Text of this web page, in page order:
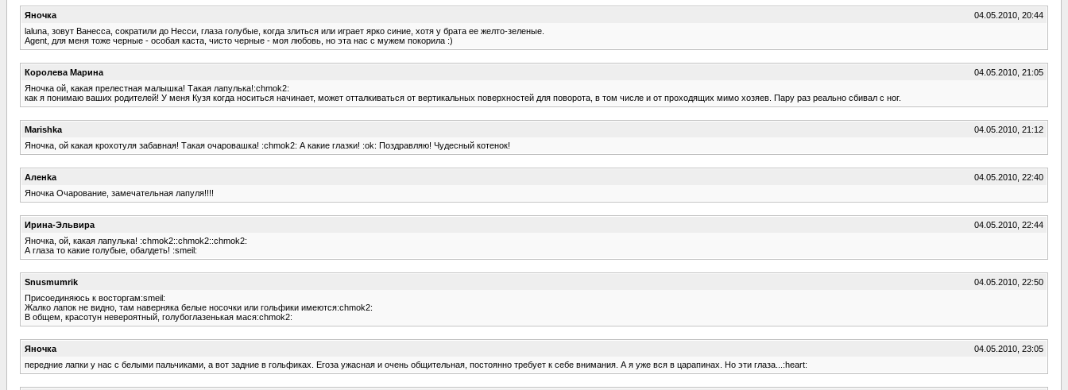
Яночка
04.05.2010, 20:44
laluna, зовут Ванесса, сократили до Несси, глаза голубые, когда злиться или играет ярко синие, хотя у брата ее желто-зеленые.
Agent, для меня тоже черные - особая каста, чисто черные - моя любовь, но эта нас с мужем покорила :)
Королева Марина
04.05.2010, 21:05
Яночка ой, какая прелестная малышка! Такая лапулька!:chmok2:
как я понимаю ваших родителей! У меня Кузя когда носиться начинает, может отталкиваться от вертикальных поверхностей для поворота, в том числе и от проходящих мимо хозяев. Пару раз реально сбивал с ног.
Marishka
04.05.2010, 21:12
Яночка, ой какая крохотуля забавная! Такая очаровашка! :chmok2: А какие глазки! :ok: Поздравляю! Чудесный котенок!
Аленka
04.05.2010, 22:40
Яночка Очарование, замечательная лапуля!!!!
Ирина-Эльвира
04.05.2010, 22:44
Яночка, ой, какая лапулька! :chmok2::chmok2::chmok2:
А глаза то какие голубые, обалдеть! :smeil:
Snusmumrik
04.05.2010, 22:50
Присоединяюсь к восторгам:smeil:
Жалко лапок не видно, там наверняка белые носочки или гольфики имеются:chmok2:
В общем, красотун невероятный, голубоглазенькая мася:chmok2:
Яночка
04.05.2010, 23:05
передние лапки у нас с белыми пальчиками, а вот задние в гольфиках. Егоза ужасная и очень общительная, постоянно требует к себе внимания. А я уже вся в царапинах. Но эти глаза...:heart: